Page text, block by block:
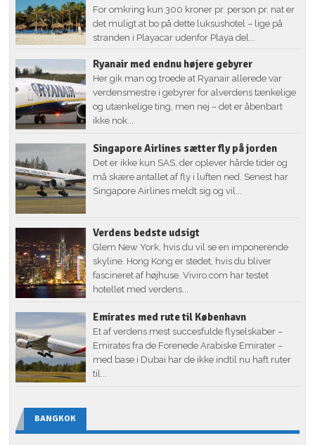
For omkring kun 300 kroner pr. person pr. nat er
det muligt at bo på dette luksushotel – lige på
stranden i Playacar udenfor Playa del...
Ryanair med endnu højere gebyrer
Her gik man og troede at Ryanair allerede var
verdensmestre i gebyrer for alverdens tænkelige
og utænkelige ting, men nej – det er åbenbart
ikke nok...
Singapore Airlines sætter fly på jorden
Det er ikke kun SAS, der oplever hårde tider og
må skære antallet af fly i luften ned. Senest har
Singapore Airlines meldt sig og vil...
Verdens bedste udsigt
Glem New York, hvis du vil se en imponerende
skyline. Hong Kong er stedet, hvis du bliver
fascineret af højhuse. Viviro.com har testet
hotellet med verdens...
Emirates med rute til København
Et af verdens mest succesfulde flyselskaber –
Emirates fra de Forenede Arabiske Emirater –
med base i Dubai har de ikke indtil nu haft ruter
til...
BANGKOK